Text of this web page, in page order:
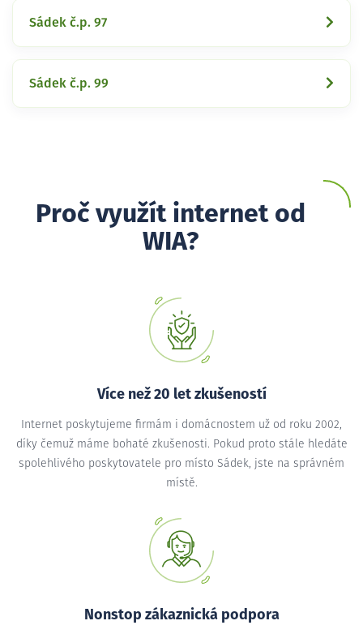
Sádek č.p. 97
Sádek č.p. 99
Proč využít internet od
WIA?
Více než 20 let zkušeností
Internet poskytujeme firmám i domácnostem už od roku 2002,
díky čemuž máme bohaté zkušenosti. Pokud proto stále hledáte
spolehlivého poskytovatele pro místo Sádek, jste na správném
místě.
Nonstop zákaznická podpora